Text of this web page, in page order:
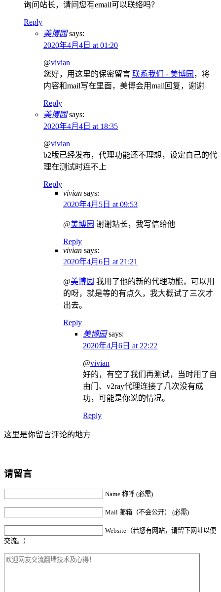
询问站长，请问您有email可以联络吗？
Reply
美博园 says:
2020年4月4日 at 01:20
@vivian
您好，用这里的保密留言 联系我们 - 美博园 ，将
内容和mail写在里面，美博会用mail回复，谢谢
Reply
美博园 says:
2020年4月4日 at 18:35
@vivian
b2版已经发布，代理功能还不理想，设定自己的代
理在测试时连不上
Reply
vivian says:
2020年4月5日 at 09:53
@美博园 谢谢站长，我写信给他
Reply
vivian says:
2020年4月6日 at 21:21
@美博园 我用了他的新的代理功能，可以用
的呀，就是等的有点久，我大概试了三次才
出去。
Reply
美博园 says:
2020年4月6日 at 22:22
@vivian
好的，有空了我们再测试，当时用了自
由门、v2ray代理连接了几次没有成
功，可能是你说的情况。
Reply
这里是你留言评论的地方
请留言
Name 称呼 (必需)
Mail 邮箱（不会公开） (必需)
Website（若您有网站，请留下网址以便
交流。）